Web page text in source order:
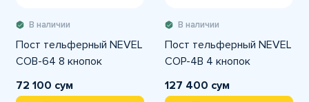
В наличии
Пост тельферный NEVEL
COB-64 8 кнопок
72 100 сум
В наличии
Пост тельферный NEVEL
COP-4B 4 кнопок
127 400 сум